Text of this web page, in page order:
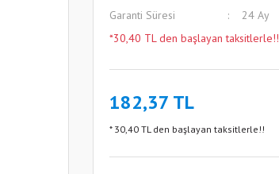
Garanti Süresi
24 Ay
*30,40 TL den başlayan taksitlerle!!
182,37 TL
* 30,40 TL den başlayan taksitlerle!!